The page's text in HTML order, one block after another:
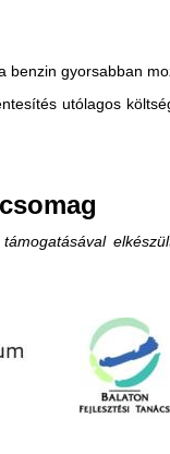
gyorsabban
utólagos